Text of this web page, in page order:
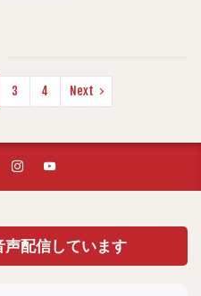
3 4 Next
配信しています